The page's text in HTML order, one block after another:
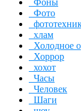
Фото
хлам
Холодное
Хоррор
хохот
Часы
Человек
Шаги